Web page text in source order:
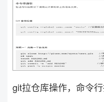
git拉仓库操作，命令